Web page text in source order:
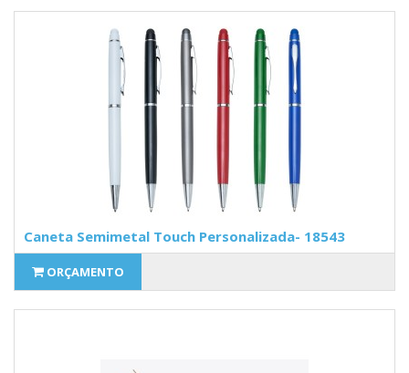
Caneta Semimetal Touch Personalizada- 18543
ORÇAMENTO